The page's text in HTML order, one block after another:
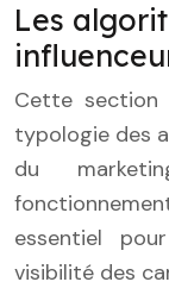
Les
Cette
typologie des
du
essentiel
visibilité des